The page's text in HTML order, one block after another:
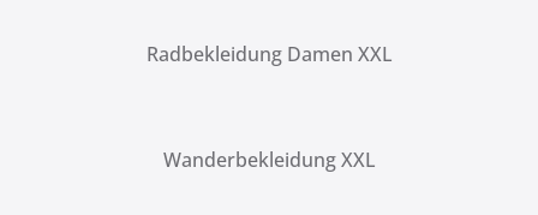
Radbekleidung Damen XXL
Wanderbekleidung XXL